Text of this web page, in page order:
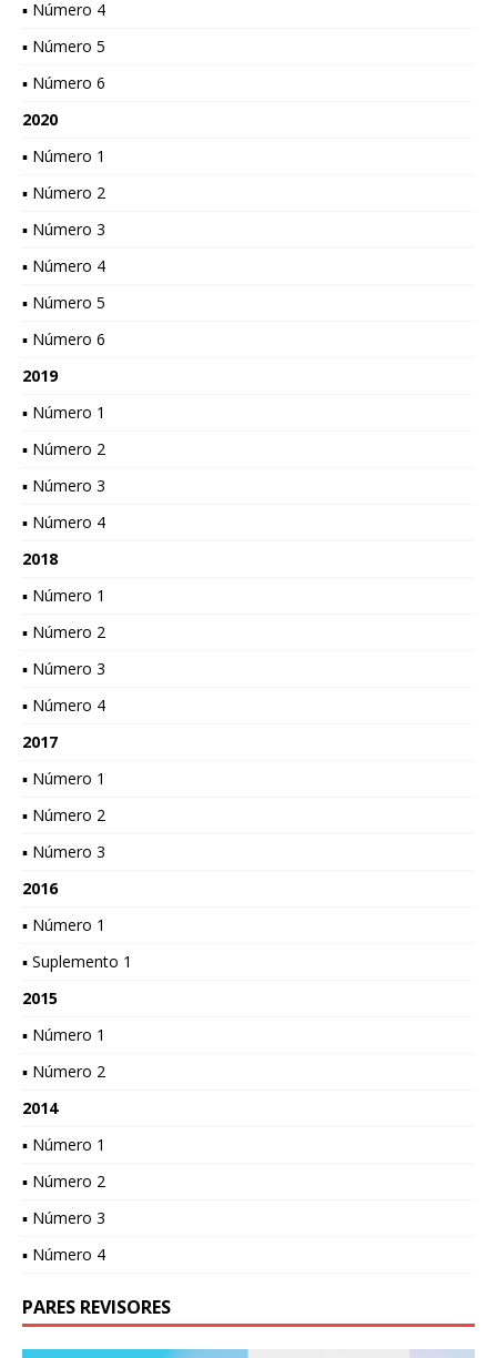
▪ Número 4
▪ Número 5
▪ Número 6
2020
▪ Número 1
▪ Número 2
▪ Número 3
▪ Número 4
▪ Número 5
▪ Número 6
2019
▪ Número 1
▪ Número 2
▪ Número 3
▪ Número 4
2018
▪ Número 1
▪ Número 2
▪ Número 3
▪ Número 4
2017
▪ Número 1
▪ Número 2
▪ Número 3
2016
▪ Número 1
▪ Suplemento 1
2015
▪ Número 1
▪ Número 2
2014
▪ Número 1
▪ Número 2
▪ Número 3
▪ Número 4
PARES REVISORES